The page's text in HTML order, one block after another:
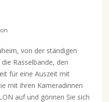
von der ständigen
Rasselbande, den
für eine Auszeit mit
mit ihren Kameradinnen
auf und gönnen Sie sich